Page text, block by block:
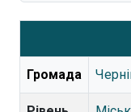
Громада